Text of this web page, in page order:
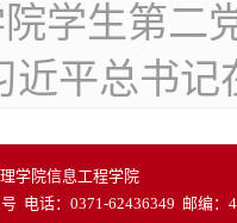
学生第二
近平总书
学院信息工程学院
电话：0371-62436349 邮编：